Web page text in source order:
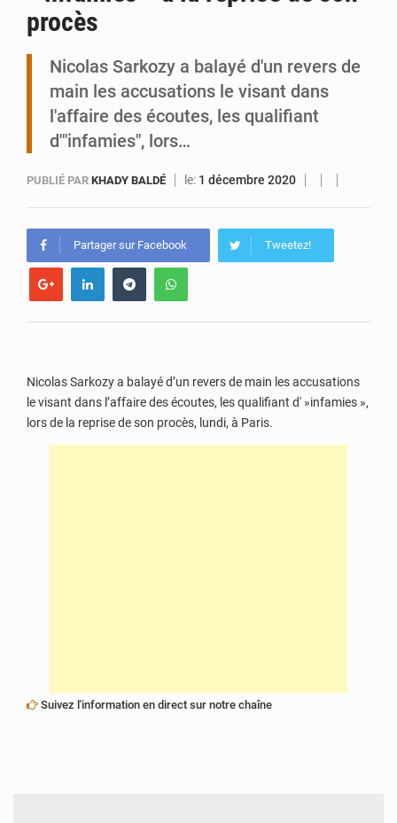
procès
Nicolas Sarkozy a balayé d'un revers de
main les accusations le visant dans
l'affaire des écoutes, les qualifiant
d'"infamies", lors…
PUBLIÉ PAR KHADY BALDÉ le: 1 décembre 2020
Partager sur Facebook Tweetez!
Nicolas Sarkozy a balayé d’un revers de main les accusations
le visant dans l’affaire des écoutes, les qualifiant d' »infamies »,
lors de la reprise de son procès, lundi, à Paris.
Suivez l'information en direct sur notre chaîne